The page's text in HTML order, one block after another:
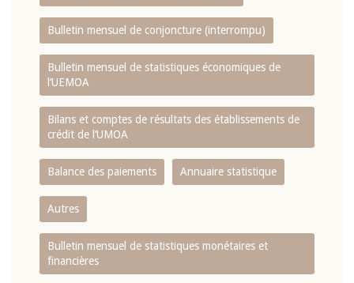
Bulletin mensuel de conjoncture (interrompu)
Bulletin mensuel de statistiques économiques de
l‘UEMOA
Bilans et comptes de résultats des établissements de
crédit de l‘UMOA
Balance des paiements Annuaire statistique
Autres
Bulletin mensuel de statistiques monétaires et
financières